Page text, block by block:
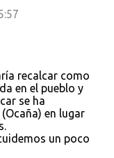
recalcar como
en el pueblo y
se ha
en lugar
un poco